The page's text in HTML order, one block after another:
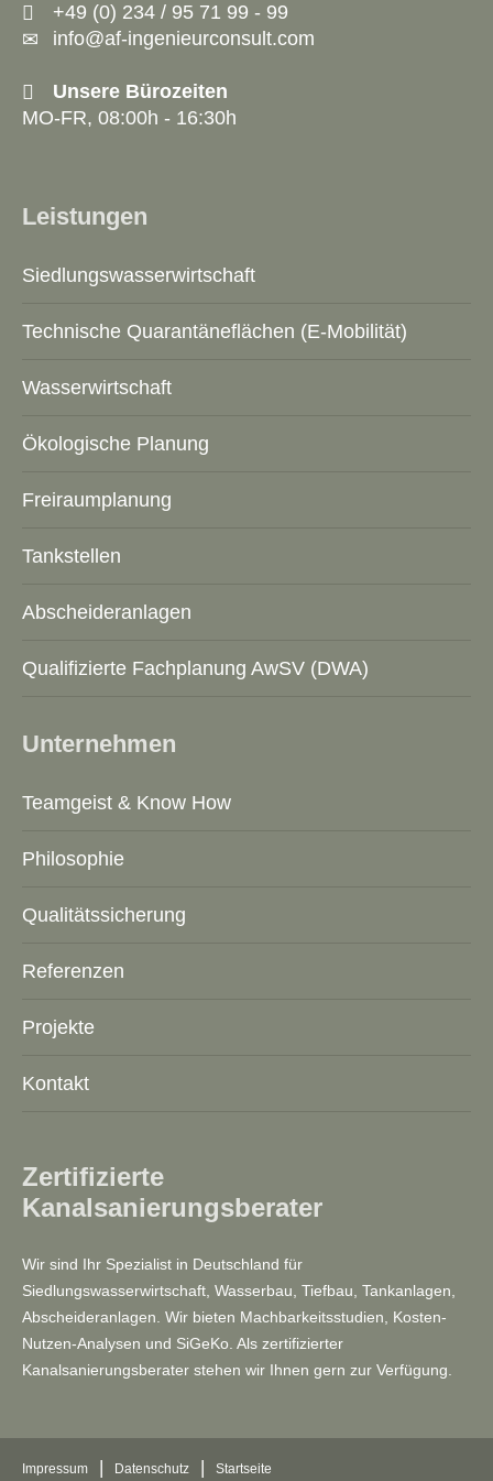
+49 (0) 234 / 95 71 99 - 99
info@af-ingenieurconsult.com
Unsere Bürozeiten
MO-FR, 08:00h - 16:30h
Leistungen
Siedlungswasserwirtschaft
Technische Quarantäneflächen (E-Mobilität)
Wasserwirtschaft
Ökologische Planung
Freiraumplanung
Tankstellen
Abscheideranlagen
Qualifizierte Fachplanung AwSV (DWA)
Unternehmen
Teamgeist & Know How
Philosophie
Qualitätssicherung
Referenzen
Projekte
Kontakt
Zertifizierte
Kanalsanierungsberater
Wir sind Ihr Spezialist in Deutschland für
Siedlungswasserwirtschaft, Wasserbau, Tiefbau, Tankanlagen,
Abscheideranlagen. Wir bieten Machbarkeitsstudien, Kosten-
Nutzen-Analysen und SiGeKo. Als zertifizierter
Kanalsanierungsberater stehen wir Ihnen gern zur Verfügung.
Impressum | Datenschutz | Startseite